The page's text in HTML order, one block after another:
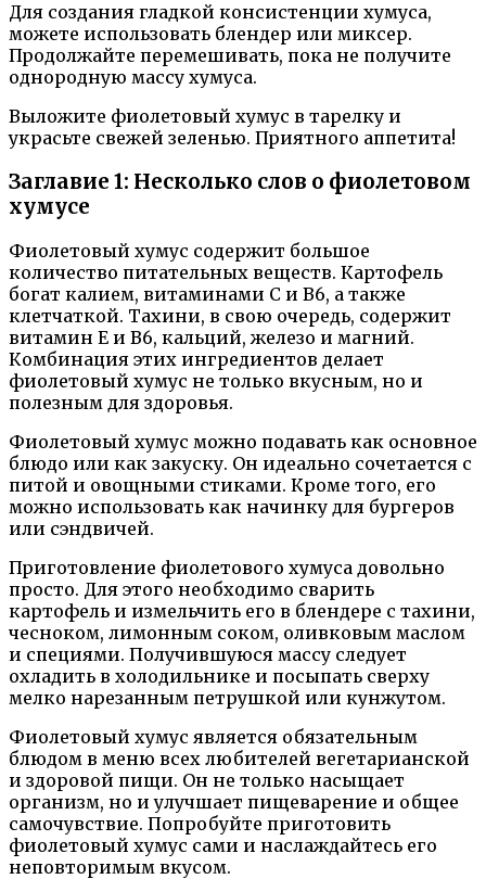
Для создания гладкой консистенции хумуса,
можете использовать блендер или миксер.
Продолжайте перемешивать, пока не получите
однородную массу хумуса.
Выложите фиолетовый хумус в тарелку и
украсьте свежей зеленью. Приятного аппетита!
Заглавие 1: Несколько слов о фиолетовом
хумусе
Фиолетовый хумус содержит большое
количество питательных веществ. Картофель
богат калием, витаминами C и B6, а также
клетчаткой. Тахини, в свою очередь, содержит
витамин Е и B6, кальций, железо и магний.
Комбинация этих ингредиентов делает
фиолетовый хумус не только вкусным, но и
полезным для здоровья.
Фиолетовый хумус можно подавать как основное
блюдо или как закуску. Он идеально сочетается с
питой и овощными стиками. Кроме того, его
можно использовать как начинку для бургеров
или сэндвичей.
Приготовление фиолетового хумуса довольно
просто. Для этого необходимо сварить
картофель и измельчить его в блендере с тахини,
чесноком, лимонным соком, оливковым маслом
и специями. Получившуюся массу следует
охладить в холодильнике и посыпать сверху
мелко нарезанным петрушкой или кунжутом.
Фиолетовый хумус является обязательным
блюдом в меню всех любителей вегетарианской
и здоровой пищи. Он не только насыщает
организм, но и улучшает пищеварение и общее
самочувствие. Попробуйте приготовить
фиолетовый хумус сами и наслаждайтесь его
неповторимым вкусом.